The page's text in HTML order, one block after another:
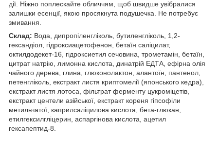
дії. Ніжно поплескайте обличчям, щоб швидше увібралися
залишки есенції, якою просякнута подушечка. Не потребує
змивання.
Склад: Вода, дипропіленгліколь, бутиленгліколь, 1,2-
гександіол, гідроксиацетофенон, бетаїн саліцилат,
октилдодекет-16, гідроксиетил сечовина, трометамін, бетаїн,
цитрат натрію, лимонна кислота, динатрій ЕДТА, ефірна олія
чайного дерева, глина, глюконолактон, алантоїн, пантенол,
петенгліколь, екстракт листя криптомелії (японського кедра),
екстракт листя лотоса, фільтрат ферменту цукроміцетів,
екстракт центели азійської, екстракт кореня гіпсофіли
метильчатої, каприлсаліцилова кислота, бета-глюкан,
етилгексилгліцерин, аспаргінова кислота, ацетил
гексапептид-8.